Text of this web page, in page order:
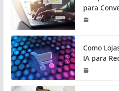
para
Como
IA para